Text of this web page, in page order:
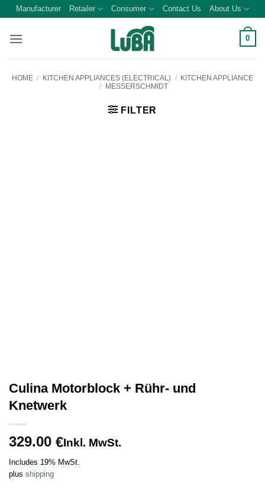
Skip
content
Manufacturer Retailer Consumer Contact Us About Us
0
HOME / KITCHEN APPLIANCES (ELECTRICAL) /
KITCHEN APPLIANCE
/
MESSERSCHMIDT
FILTER
Culina Motorblock + Rühr- und
Knetwerk
329.00 €Inkl. MwSt.
Includes 19% MwSt.
plus shipping